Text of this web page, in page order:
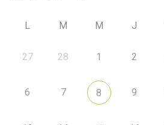
L M M J
27 28 1 2
6 7 8 9